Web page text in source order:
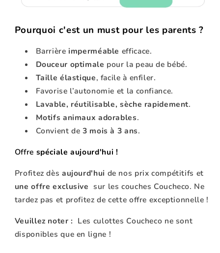
Pourquoi c'est un must pour les parents ?
Barrière imperméable efficace.
Douceur optimale pour la peau de bébé.
Taille élastique, facile à enfiler.
Favorise l’autonomie et la confiance.
Lavable, réutilisable, sèche rapidement.
Motifs animaux adorables.
Convient de3 mois à 3 ans.
Offre spéciale aujourd'hui !
Profitez dès aujourd'hui de nos prix compétitifs et
une offre exclusive sur les couches Coucheco. Ne
tardez pas et profitez de cette offre exceptionnelle !
Veuillez noter : Les culottes Coucheco ne sont
disponibles que en ligne !